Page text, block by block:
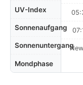
UV-Index
Sonnenaufgang
Sonnenuntergang
Mondphase